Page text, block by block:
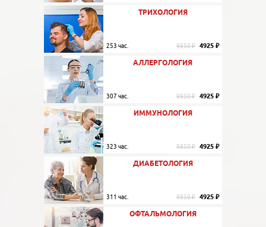
ТРИХОЛОГИЯ
253 час. 9850 ₽ 4925 ₽
АЛЛЕРГОЛОГИЯ
307 час. 9850 ₽ 4925 ₽
ИММУНОЛОГИЯ
323 час. 9850 ₽ 4925 ₽
ДИАБЕТОЛОГИЯ
311 час. 9850 ₽ 4925 ₽
ОФТАЛЬМОЛОГИЯ